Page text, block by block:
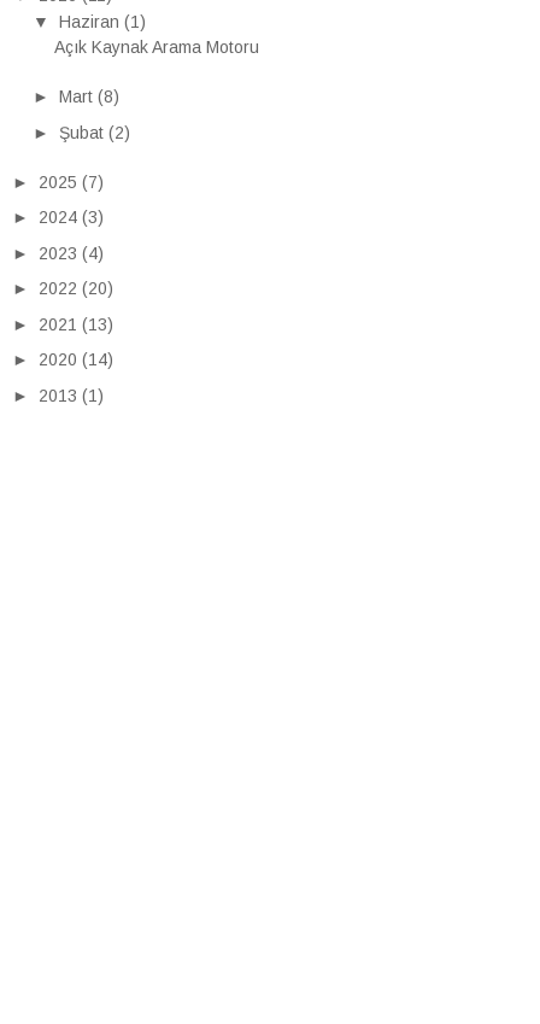
▼
Haziran (1)
Açık Kaynak Arama Motoru
► Mart (8)
► Şubat (2)
► 2025 (7)
► 2024 (3)
► 2023 (4)
► 2022 (20)
► 2021 (13)
► 2020 (14)
► 2013 (1)